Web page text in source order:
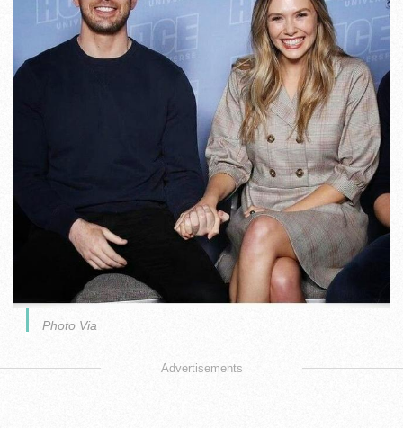
Photo Via
Advertisements